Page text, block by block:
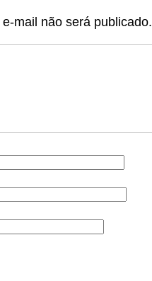
mail não será publicado.